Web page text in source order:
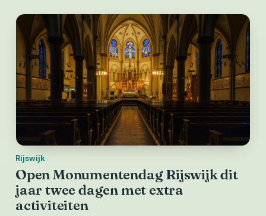
Rijswijk
Open Monumentendag Rijswijk dit
jaar twee dagen met extra
activiteiten